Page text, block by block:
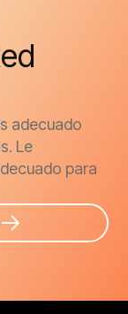
adecuado
Le
para